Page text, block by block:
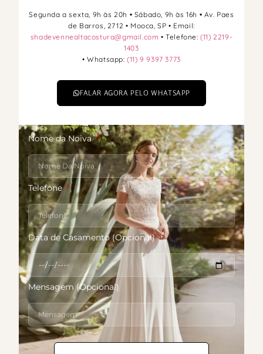
Segunda a sexta, 9h às 20h • Sábado, 9h às 16h • Av. Paes
de Barros, 2712 • Mooca, SP • Email:
shadevennealtacostura@gmail.com • Telefone:(11) 2219-
1403
• Whatsapp:(11) 9 9397 3773
FALAR AGORA PELO WHATSAPP
Nome da Noiva
Telefone
Data de Casamento (Opcional)
Mensagem (Opcional)